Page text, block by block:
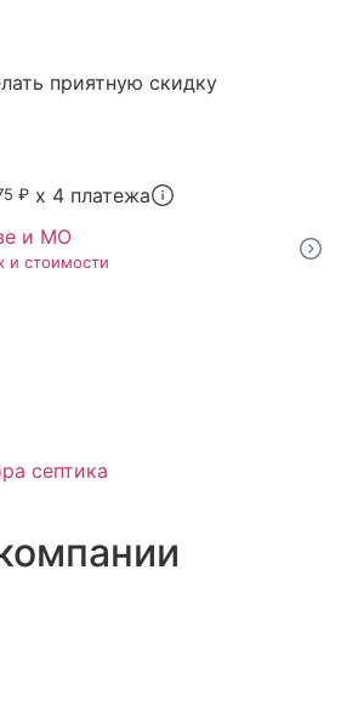
8 человек
70 человек
для туалета
приятную скидку
₽ x 4 платежа
и МО
и стоимости